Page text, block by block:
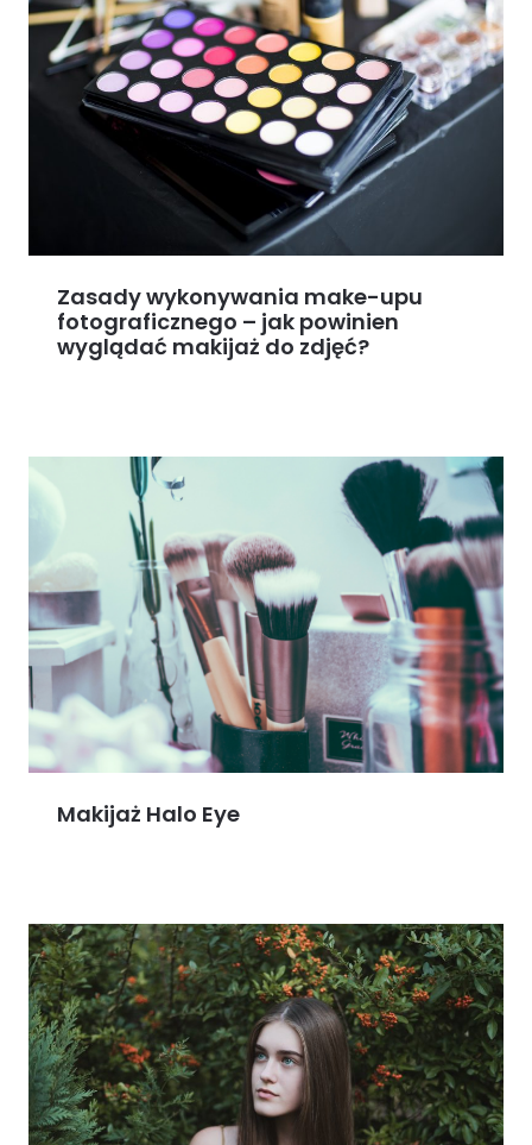
Zasady wykonywania make-upu
fotograficznego – jak powinien
wyglądać makijaż do zdjęć?
Makijaż Halo Eye